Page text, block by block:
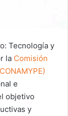
Tecnología y
la Comisión
e
objetivo
y